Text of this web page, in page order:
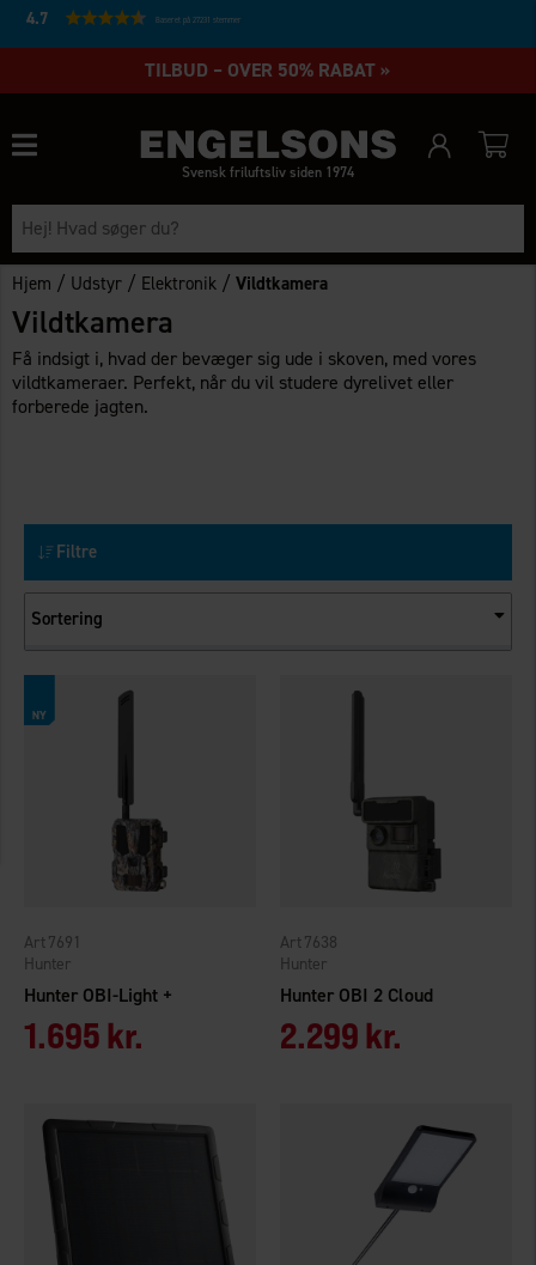
4.7 Baseret på 27231 stemmer
TILBUD – OVER 50% RABAT »
Svensk friluftsliv siden 1974
Hjem / Udstyr / Elektronik /Vildtkamera
Vildtkamera
Få indsigt i, hvad der bevæger sig ude i skoven, med vores
vildtkameraer. Perfekt, når du vil studere dyrelivet eller
forberede jagten.
Filtre
Sortering
Hunter OBI-Light +
Hunter
7691
1.695 kr.
Hunter OBI 2 Cloud
Hunter
7638
2.299 kr.